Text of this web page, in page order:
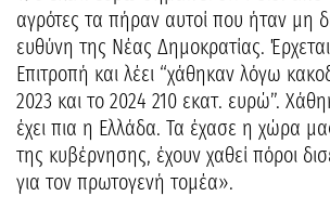
αγρότες τα πήραν αυτοί που ήταν μη
ευθύνη της Νέας Δημοκρατίας.
Επιτροπή και λέει “χάθηκαν λόγω
2023 και το 2024 210 εκατ. ευρώ”.
έχει πια η Ελλάδα. Τα έχασε η χώρα
της κυβέρνησης, έχουν χαθεί πόροι
για τον πρωτογενή τομέα».